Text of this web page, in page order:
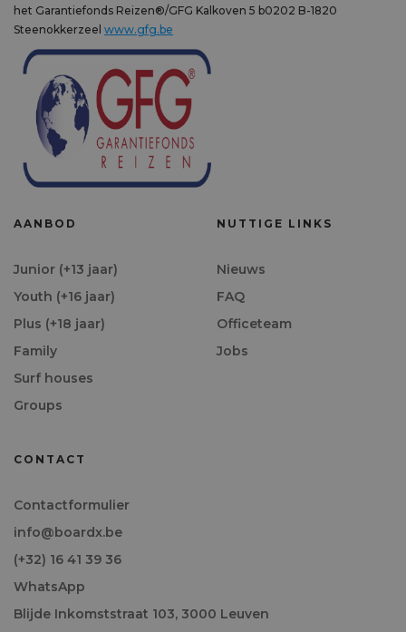
het Garantiefonds Reizen®/GFG Kalkoven 5 b0202 B-1820
Steenokkerzeel www.gfg.be
AANBOD
Junior (+13 jaar)
Youth (+16 jaar)
Plus (+18 jaar)
Family
Surf houses
Groups
NUTTIGE LINKS
Nieuws
FAQ
Officeteam
Jobs
CONTACT
Contactformulier
info@boardx.be
(+32) 16 41 39 36
WhatsApp
Blijde Inkomststraat 103, 3000 Leuven